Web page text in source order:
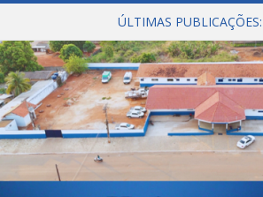
ÚLTIMAS PUBLICAÇÕES: